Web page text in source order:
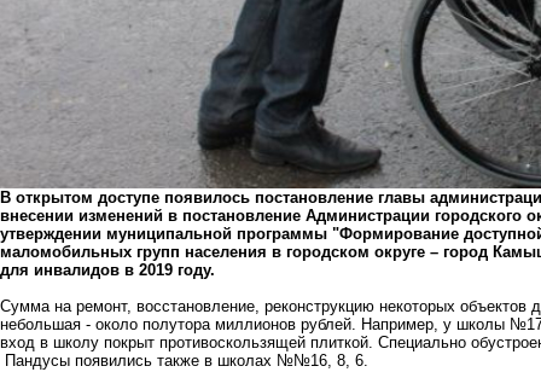
В открытом доступе появилось постановление главы
внесении изменений в постановление Администрации городского
утверждении муниципальной программы "Формирование
маломобильных групп населения в городском округе – город
для инвалидов в 2019 году.
Сумма на ремонт, восстановление, реконструкцию некоторых
небольшая - около полутора миллионов рублей. Например, у школы
вход в школу покрыт противоскользящей плиткой. Специально
Пандусы появились также в школах №№16, 8, 6.